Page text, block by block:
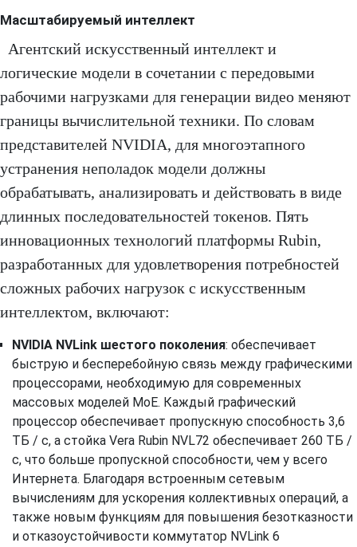
Масштабируемый интеллект
Агентский искусственный интеллект и
логические модели в сочетании с передовыми
рабочими нагрузками для генерации видео меняют
границы вычислительной техники. По словам
представителей NVIDIA, для многоэтапного
устранения неполадок модели должны
обрабатывать, анализировать и действовать в виде
длинных последовательностей токенов. Пять
инновационных технологий платформы Rubin,
разработанных для удовлетворения потребностей
сложных рабочих нагрузок с искусственным
интеллектом, включают:
NVIDIA NVLink шестого поколения: обеспечивает
быструю и бесперебойную связь между графическими
процессорами, необходимую для современных
массовых моделей MoE. Каждый графический
процессор обеспечивает пропускную способность 3,6
ТБ / с, а стойка Vera Rubin NVL72 обеспечивает 260 ТБ /
с, что больше пропускной способности, чем у всего
Интернета. Благодаря встроенным сетевым
вычислениям для ускорения коллективных операций, а
также новым функциям для повышения безотказности
и отказоустойчивости коммутатор NVLink 6